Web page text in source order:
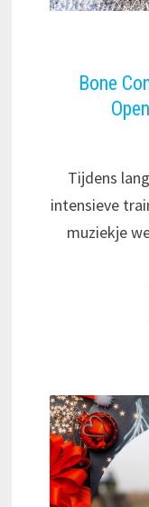
Bone
Tijdens
intensieve
muziekje